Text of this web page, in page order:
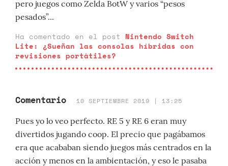
pero juegos como Zelda BotW y varios “pesos
pesados”...
Ha comentado en el post Nintendo Switch
Lite: ¿Sueñan las consolas híbridas con
revisiones portátiles?
Comentario 10 SEPTIEMBRE 2019 | 13:25
Pues yo lo veo perfecto. RE 5 y RE 6 eran muy
divertidos jugando coop. El precio que pagábamos
era que acababan siendo juegos más centrados en la
acción y menos en la ambientación, y eso le pasaba